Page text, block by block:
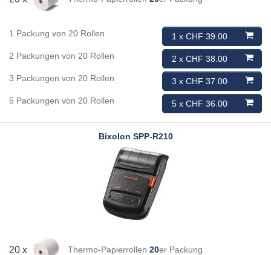
1 x CHF 39.00
1 Packung von 20 Rollen
2 x CHF 38.00
2 Packungen von 20 Rollen
3 x CHF 37.00
3 Packungen von 20 Rollen
5 x CHF 36.00
5 Packungen von 20 Rollen
Bixolon SPP-R210
20 x Thermo-Papierrollen 20er Packung